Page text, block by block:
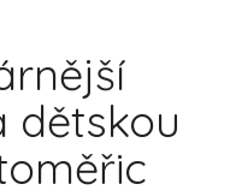
dětskou